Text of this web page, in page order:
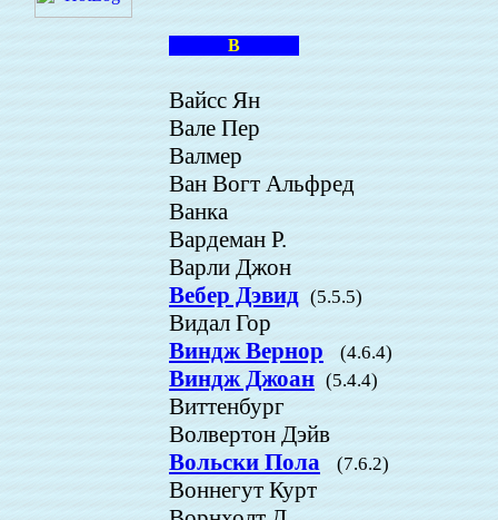
В
Вайсс Ян
Вале Пер
Валмер
Ван Вогт Альфред
Ванка
Вардеман Р.
Варли Джон
Вебер Дэвид (5.5.5)
Видал Гор
Виндж Вернор
(4.6.4)
Виндж Джоан (5.4.4)
Виттенбург
Волвертон Дэйв
Вольски Пола
(7.6.2)
Воннегут Курт